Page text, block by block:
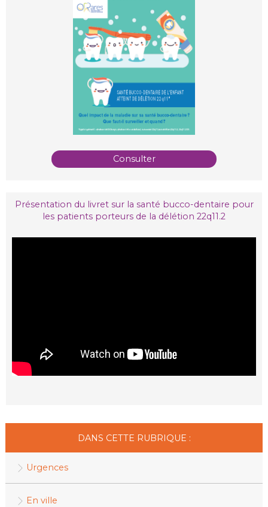
Consulter
Présentation du livret sur la santé bucco-dentaire pour
les patients porteurs de la délétion 22q11.2
DANS CETTE RUBRIQUE :
Urgences
En ville